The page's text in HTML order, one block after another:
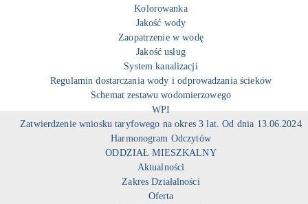
Kolorowanka
Jakość wody
Zaopatrzenie w wodę
Jakość usług
System kanalizacji
Regulamin dostarczania wody i odprowadzania ścieków
Schemat zestawu wodomierzowego
WPI
Zatwierdzenie wniosku taryfowego na okres 3 lat. Od dnia 13.06.2024
Harmonogram Odczytów
ODDZIAŁ MIESZKALNY
Aktualności
Zakres Działalności
Oferta